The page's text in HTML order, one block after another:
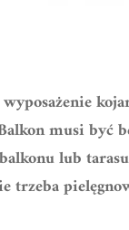
musi być
lub